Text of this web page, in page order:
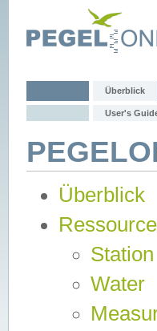
Überblick
User's
Überblick
Station
Water